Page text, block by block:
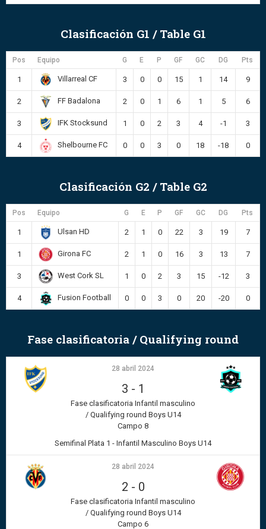
Clasificación G1 / Table G1
Pos Equipo G E P GF GC DG Pts
1 Villarreal CF 3 0 0 15 1 14 9
2 FF Badalona 2 0 1 6 1 5 6
3 IFK Stocksund 1 0 2 3 4 -1 3
4 Shelbourne FC 0 0 3 0 18 -18 0
Clasificación G2 / Table G2
Pos Equipo G E P GF GC DG Pts
1 Ulsan HD 2 1 0 22 3 19 7
1 Girona FC 2 1 0 16 3 13 7
3 West Cork SL 1 0 2 3 15 -12 3
4 Fusion Football 0 0 3 0 20 -20 0
Fase clasificatoria / Qualifying round
28 abril 2024
3 - 1
Fase clasificatoria Infantil masculino
/ Qualifying round Boys U14
Campo 8
Semifinal Plata 1 - Infantil Masculino Boys U14
28 abril 2024
2 - 0
Fase clasificatoria Infantil masculino
/ Qualifying round Boys U14
Campo 6